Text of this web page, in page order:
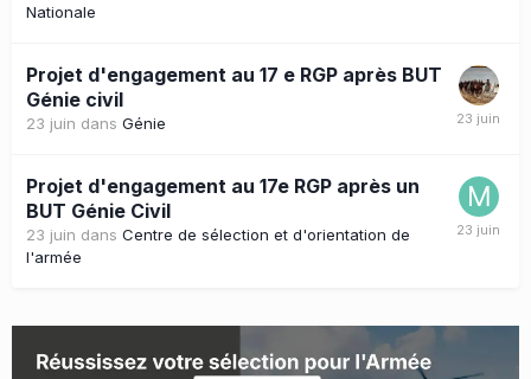
Nationale
Projet d'engagement au 17 e RGP après BUT
Génie civil
23 juin dans Génie
Projet d'engagement au 17e RGP après un
BUT Génie Civil
23 juin dans Centre de sélection et d'orientation de
l'armée